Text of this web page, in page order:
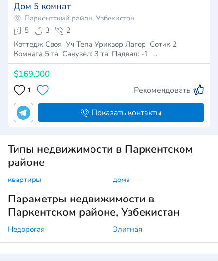
Дом 5 комнат
Паркентский район, Узбекистан
5
3
2
Коттедж Своя Уч Тепа Урикзор Лагер Сотик 2
Комната 5 та Санузел: 3 та Падвал: -1 …
$169,000
1 Рекомендовать
Показать контакты
Типы недвижимости в Паркентском
районе
квартиры дома
Параметры недвижимости в
Паркентском районе, Узбекистан
Недорогая Элитная